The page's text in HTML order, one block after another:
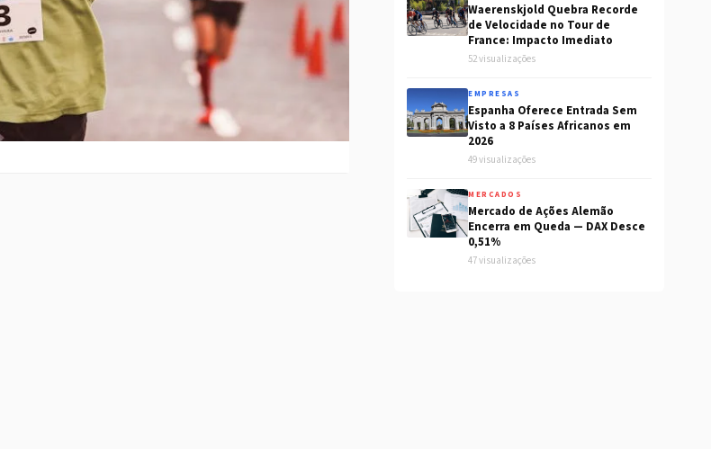
Waerenskjold Quebra Recorde
de Velocidade no Tour de
France: Impacto Imediato
52 visualizações
EMPRESAS
Espanha Oferece Entrada Sem
Visto a 8 Países Africanos em
2026
49 visualizações
MERCADOS
Mercado de Ações Alemão
Encerra em Queda — DAX Desce
0,51%
47 visualizações